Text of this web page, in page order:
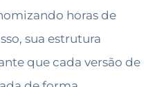
horas de
sua estrutura
que cada versão de